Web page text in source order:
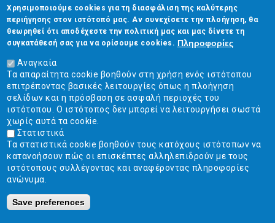
CAPTCHA
This
question is
for testing
whether or
not you are a
human visitor
and to
prevent
automated
spam
submissions.
5+2
Επικοινωνία
Στουρνάρη 17, Αθήνα 10683
2103304444
info@ekpizo.gr
www.ekpizo.gr
Δευ - Πεμ:10:00 πμ - 2:00 μμ
Σάβ - Κυρ: Κλειστά
Χρησιμοποιούμε cookies για τη διασφάλιση της καλύτερης
περιήγησης στον ιστότοπό μας. Αν συνεχίσετε την πλοήγηση, θα
θεωρηθεί ότι αποδέχεστε την πολιτική μας και μας δίνετε τη
συγκατάθεσή σας για να ορίσουμε cookies. Πληροφορίες
Αναγκαία
Τα απαραίτητα cookie βοηθούν στη χρήση ενός ιστότοπου
επιτρέποντας βασικές λειτουργίες όπως η πλοήγηση
σελίδων και η πρόσβαση σε ασφαλή περιοχές του
ιστότοπου. Ο ιστότοπος δεν μπορεί να λειτουργήσει σωστά
χωρίς αυτά τα cookie.
Στατιστικά
Τα στατιστικά cookie βοηθούν τους κατόχους ιστότοπων να
κατανοήσουν πώς οι επισκέπτες αλληλεπιδρούν με τους
ιστότοπους συλλέγοντας και αναφέροντας πληροφορίες
ανώνυμα.
Save preferences